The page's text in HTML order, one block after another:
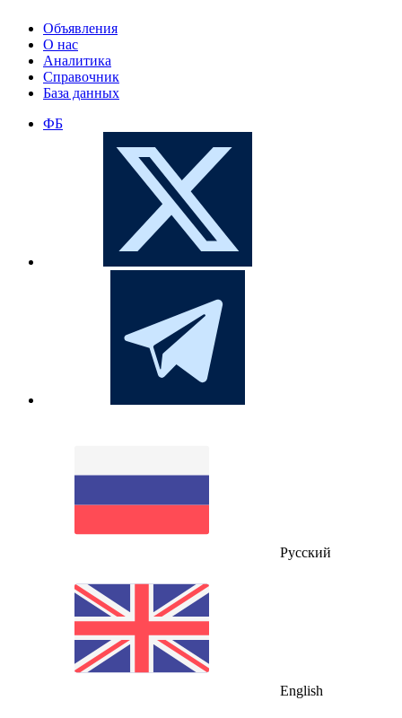
Объявления
О нас
Аналитика
Справочник
База данных
ФБ
Русский
English